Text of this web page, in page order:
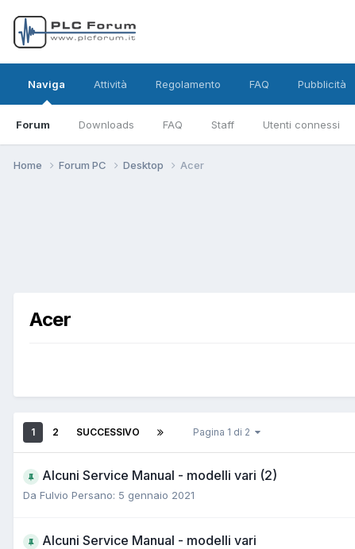
Naviga
Forum Downloads FAQ Staff Utenti connessi
Attività Regolamento FAQ Pubblicità
Home Forum PC Desktop Acer
Acer
1 2 SUCCESSIVO Pagina 1 di 2
Alcuni Service Manual - modelli vari (2)
Da Fulvio Persano: 5 gennaio 2021
Alcuni Service Manual - modelli vari